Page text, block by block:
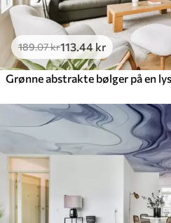
189.07kr113 .44 kr